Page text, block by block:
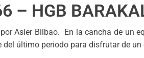
– HGB
Asier Bilbao. En la cancha de un
último periodo para disfrutar de